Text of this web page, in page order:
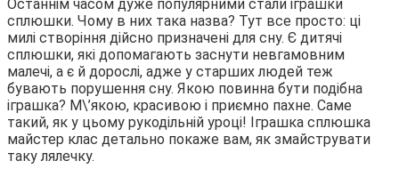
Останнім часом дуже популярними стали іграшки
сплюшки. Чому в них така назва? Тут все просто: ці
милі створіння дійсно призначені для сну. Є дитячі
сплюшки, які допомагають заснути невгамовним
малечі, а є й дорослі, адже у старших людей теж
бувають порушення сну. Якою повинна бути подібна
іграшка? М\’якою, красивою і приємно пахне. Саме
такий, як у цьому рукодільній уроці! Іграшка сплюшка
майстер клас детально покаже вам, як змайструвати
таку лялечку.